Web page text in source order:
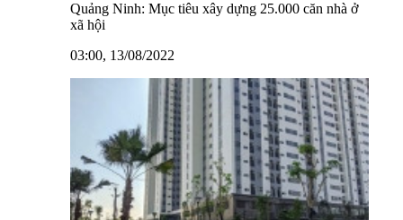
Quảng Ninh: Mục tiêu xây dựng 25.000 căn nhà ở
xã hội
03:00, 13/08/2022